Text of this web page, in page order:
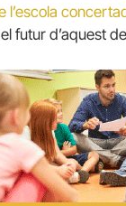
l’escola
futur d’aquest